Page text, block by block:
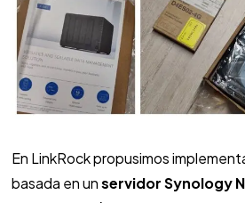
En LinkRock propusimos
basada en unservidor Synology